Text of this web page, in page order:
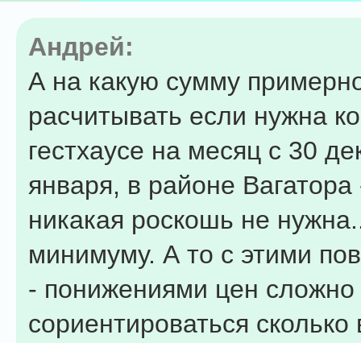
Андрей:
А на какую сумму
расчитывать если нужна
гестхаусе на месяц с 30
января, в районе
никакая роскошь не
минимуму. А то с этими
- понижениями цен сложно
сориентироваться сколько